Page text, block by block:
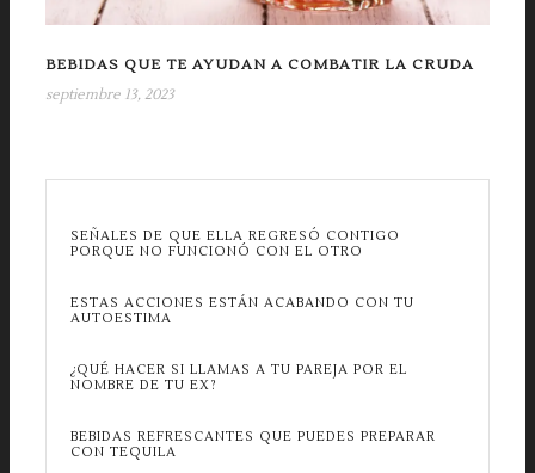
BEBIDAS QUE TE AYUDAN A COMBATIR LA CRUDA
septiembre 13, 2023
SEÑALES DE QUE ELLA REGRESÓ CONTIGO
PORQUE NO FUNCIONÓ CON EL OTRO
ESTAS ACCIONES ESTÁN ACABANDO CON TU
AUTOESTIMA
¿QUÉ HACER SI LLAMAS A TU PAREJA POR EL
NOMBRE DE TU EX?
BEBIDAS REFRESCANTES QUE PUEDES PREPARAR
CON TEQUILA